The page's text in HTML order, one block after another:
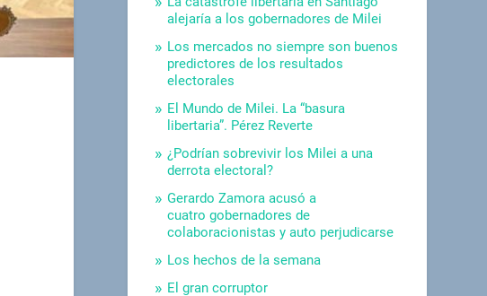
alejaría a los gobernadores de Milei
Los mercados no siempre son buenos
predictores de los resultados
electorales
El Mundo de Milei. La “basura
libertaria”. Pérez Reverte
¿Podrían sobrevivir los Milei a una
derrota electoral?
Gerardo Zamora acusó a
cuatro gobernadores de
colaboracionistas y auto perjudicarse
Los hechos de la semana
El gran corruptor